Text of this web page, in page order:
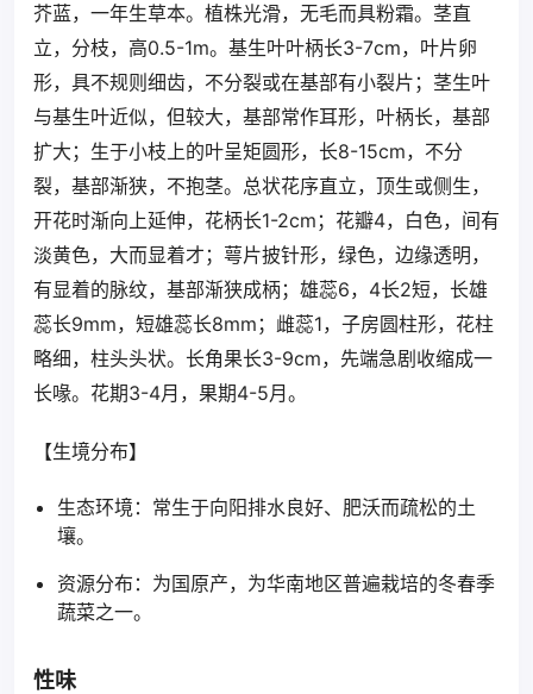
芥蓝，一年生草本。植株光滑，无毛而具粉霜。茎直
立，分枝，高0.5-1m。基生叶叶柄长3-7cm，叶片卵
形，具不规则细齿，不分裂或在基部有小裂片；茎生叶
与基生叶近似，但较大，基部常作耳形，叶柄长，基部
扩大；生于小枝上的叶呈矩圆形，长8-15cm，不分
裂，基部渐狭，不抱茎。总状花序直立，顶生或侧生，
开花时渐向上延伸，花柄长1-2cm；花瓣4，白色，间有
淡黄色，大而显着才；萼片披针形，绿色，边缘透明，
有显着的脉纹，基部渐狭成柄；雄蕊6，4长2短，长雄
蕊长9mm，短雄蕊长8mm；雌蕊1，子房圆柱形，花柱
略细，柱头头状。长角果长3-9cm，先端急剧收缩成一
长喙。花期3-4月，果期4-5月。
【生境分布】
生态环境：常生于向阳排水良好、肥沃而疏松的土
壤。
资源分布：为国原产，为华南地区普遍栽培的冬春季
蔬菜之一。
性味